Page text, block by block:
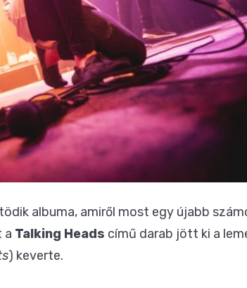
albuma, amiről most egy újabb
a Talking Heads című darab jött ki a
) keverte.